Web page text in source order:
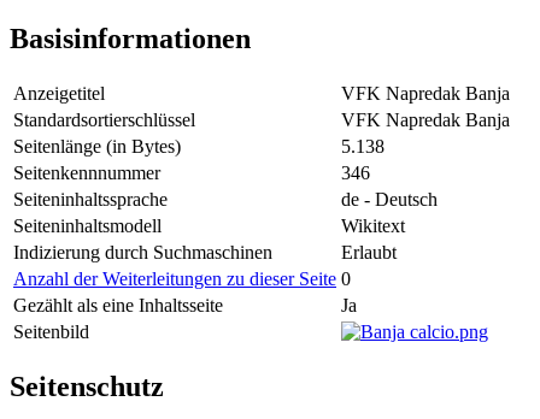
Basisinformationen
Anzeigetitel
VFK Napredak Banja
Standardsortierschlüssel
VFK Napredak Banja
Seitenlänge (in Bytes)
5.138
Seitenkennnummer
346
Seiteninhaltssprache
de - Deutsch
Seiteninhaltsmodell
Wikitext
Indizierung durch Suchmaschinen
Erlaubt
Anzahl der Weiterleitungen zu dieser Seite 0
Gezählt als eine Inhaltsseite
Ja
Seitenbild
Seitenschutz